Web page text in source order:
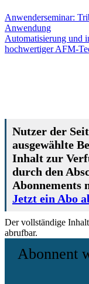
Anwenderseminar:
Anwendung
Automatisierung und
hochwertiger AFM-
Nutzer der
ausgewählte
Inhalt zur
durch den
Abonnements
Jetzt ein Abo
Der vollständige
abrufbar.
Abonnent